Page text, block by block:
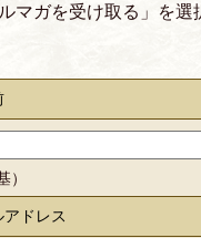
マガを受け取る」を選
）
アドレス